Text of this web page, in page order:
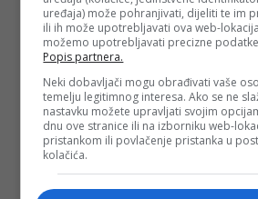
uređaja) može pohranjivati, dijeliti te im
ili ih može upotrebljavati ova web-
možemo upotrebljavati precizne
Popis partnera.
Neki dobavljači mogu obrađivati vaše
temelju legitimnog interesa. Ako se ne
nastavku možete upravljati svojim
dnu ove stranice ili na izborniku web-
pristankom ili povlačenje pristanka u
kolačića.